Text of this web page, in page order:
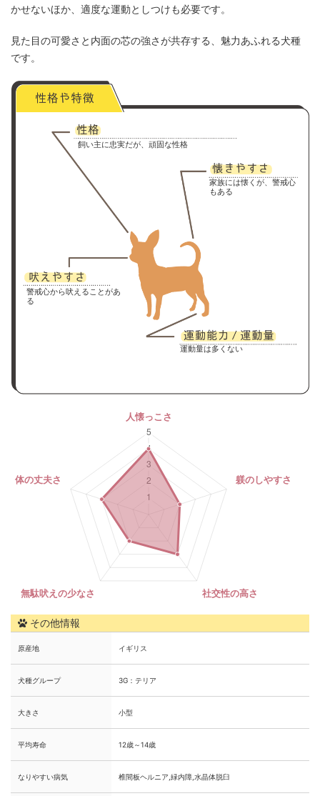
かせないほか、適度な運動としつけも必要です。
見た目の可愛さと内面の芯の強さが共存する、魅力あふれる犬種
です。
飼い主に忠実だが、頑固な性格
家族には懐くが、警戒心
もある
警戒心から吠えることがあ
る
運動量は多くない
その他情報
原産地 イギリス
犬種グループ 3G：テリア
大きさ 小型
平均寿命 12歳～14歳
なりやすい病気 椎間板ヘルニア,緑内障,水晶体脱臼